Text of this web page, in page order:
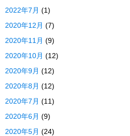
2022年7月 (1)
2020年12月 (7)
2020年11月 (9)
2020年10月 (12)
2020年9月 (12)
2020年8月 (12)
2020年7月 (11)
2020年6月 (9)
2020年5月 (24)